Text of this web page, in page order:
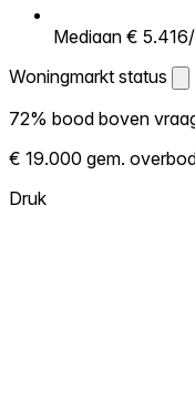
Mediaan €
Woningmarkt status
Woningmarkt status
Laat zien hoe
Hoe meer woningen
verkopen, hoe heter.
72% bood boven
€ 19.000 gem.
Druk